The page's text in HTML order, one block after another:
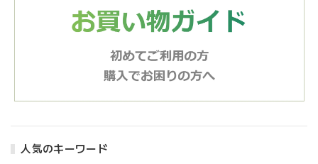
人気のキーワード